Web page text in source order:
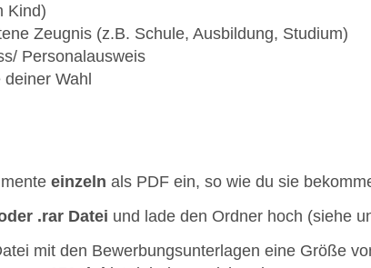
Kind)
Zeugnis (z.B. Schule, Ausbildung, Studium)
Personalausweis
deiner Wahl
einzeln als PDF ein, so wie du sie
.rar Datei und lade den Ordner hoch (siehe
mit den Bewerbungsunterlagen eine Größe